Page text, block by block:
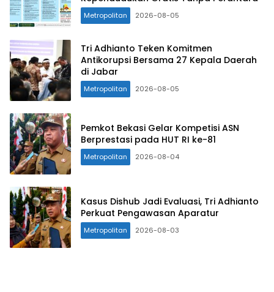
Metropolitan 2026-08-05
Tri Adhianto Teken Komitmen
Antikorupsi Bersama 27 Kepala Daerah
di Jabar
Metropolitan 2026-08-05
Pemkot Bekasi Gelar Kompetisi ASN
Berprestasi pada HUT RI ke-81
Metropolitan 2026-08-04
Kasus Dishub Jadi Evaluasi, Tri Adhianto
Perkuat Pengawasan Aparatur
Metropolitan 2026-08-03